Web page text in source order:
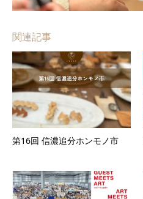
関連記事
第16回 信濃追分ホンモノ市